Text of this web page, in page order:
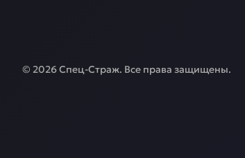
© 2026Спец-Страж. Все права защищены.